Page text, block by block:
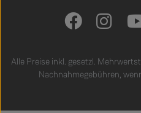
Alle Preise inkl. gesetzl.
Nachnahmegebühren,